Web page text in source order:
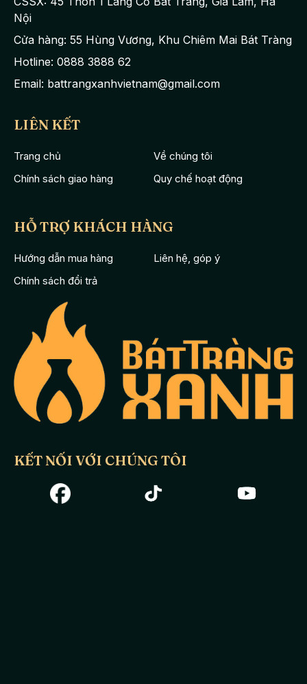
Nội
Cửa hàng: 55 Hùng Vương, Khu Chiêm Mai Bát Tràng
Hotline: 0888 3888 62
Email: battrangxanhvietnam@gmail.com
LIÊN KẾT
Trang chủ
Về chúng tôi
Chính sách giao hàng
Quy chế hoạt động
HỖ TRỢ KHÁCH HÀNG
Hướng dẫn mua hàng
Liên hệ, góp ý
Chính sách đổi trả
KẾT NỐI VỚI CHÚNG TÔI